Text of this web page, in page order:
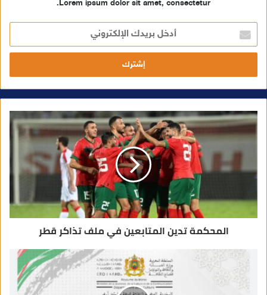
Lorem ipsum dolor sit amet, consectetur.
خ
ل
ر
ا
ل
ر
و
ي
المحكمة تدين المتابعين في ملف تذاكر قطر